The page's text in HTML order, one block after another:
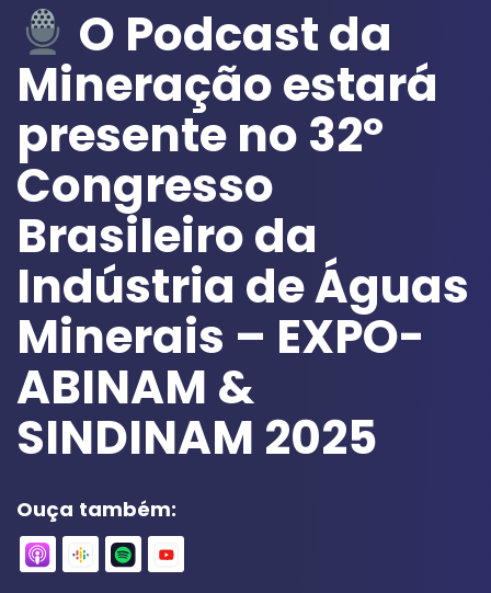
O Podcast da
Mineração estará
presente no 32º
Congresso
Brasileiro da
Indústria de Águas
Minerais – EXPO-
ABINAM &
SINDINAM 2025
Ouça também: